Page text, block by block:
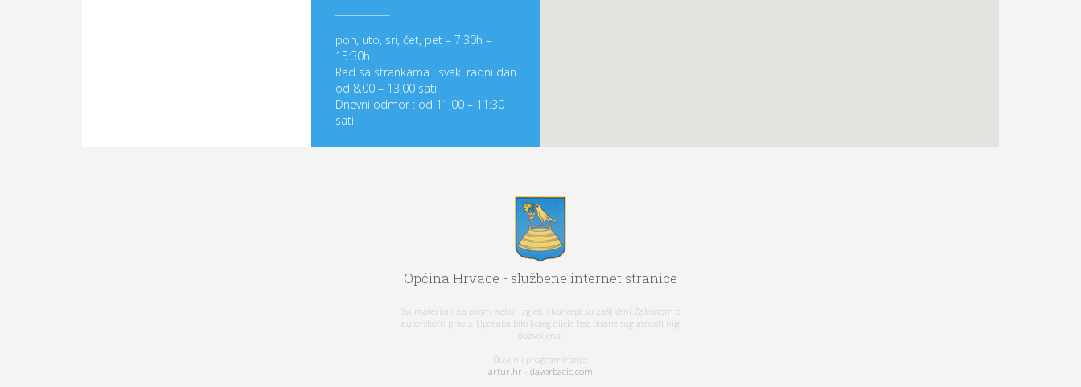
pon, uto, sri, čet, pet – 7:30h –
15:30h
Rad sa strankama : svaki radni dan
od 8,00 – 13,00 sati
Dnevni odmor : od 11,00 – 11:30
sati
Općina Hrvace - službene internet stranice
Svi materijali na ovom webu, izgled, i koncept su zaštićeni Zakonom o
autorskom pravu. Uporaba bilo kojeg dijela bez pisane suglasnosti nije
dozvoljena.
Dizajn i programiranje:
artur.hr - davorbacic.com